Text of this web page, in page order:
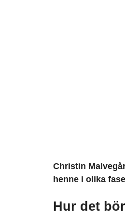
Christin
henne i olika
Hur det